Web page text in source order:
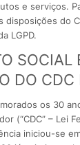
e serviços.
disposições do
LGPD.
SOCIAL
DO CDC
os 30
(“CDC” – Lei
iniciou-se